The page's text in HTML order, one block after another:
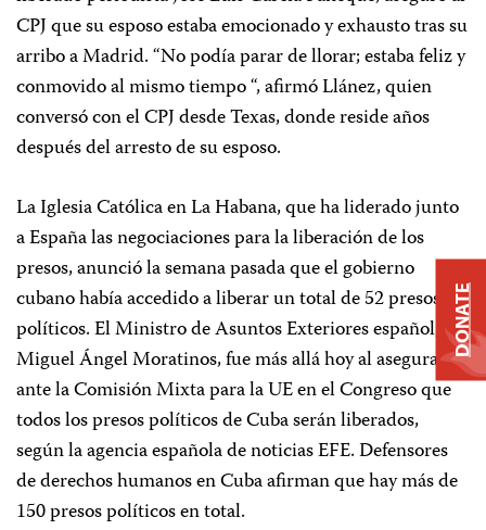
CPJ que su esposo estaba emocionado y exhausto tras su
arribo a Madrid. “No podía parar de llorar; estaba feliz y
conmovido al mismo tiempo “, afirmó Llánez, quien
conversó con el CPJ desde Texas, donde reside años
después del arresto de su esposo.
La Iglesia Católica en La Habana, que ha liderado junto
a España las negociaciones para la liberación de los
presos, anunció la semana pasada que el gobierno
cubano había accedido a liberar un total de 52 presos
políticos. El Ministro de Asuntos Exteriores español,
MiguelÁngel Moratinos, fue más allá hoy al asegurar
ante la Comisión Mixta para la UE en el Congreso que
todos los presos políticos de Cuba serán liberados,
según la agencia española de noticias EFE. Defensores
de derechos humanos en Cuba afirman que hay más de
150 presos políticos en total.
DONATE